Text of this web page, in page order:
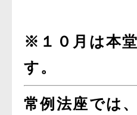
※１０月は本堂
す。
常例法座では